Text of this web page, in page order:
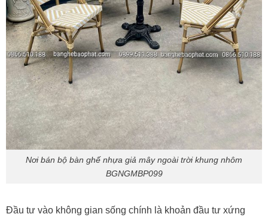
Nơi bán bộ bàn ghế nhựa giả mây ngoài trời khung nhôm
BGNGMBP099
Đầu tư vào không gian sống chính là khoản đầu tư xứng